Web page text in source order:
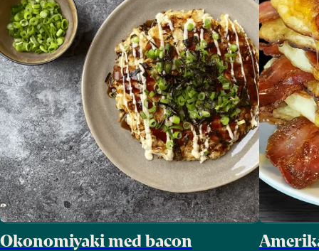
Okonomiyaki med bacon